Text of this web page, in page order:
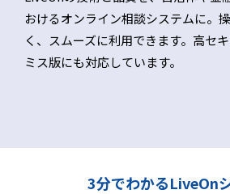
おけるオンライン相談システムに。
く、スムーズに利用できます。高セ
ミス版にも対応しています。
3分でわかるLiveOn